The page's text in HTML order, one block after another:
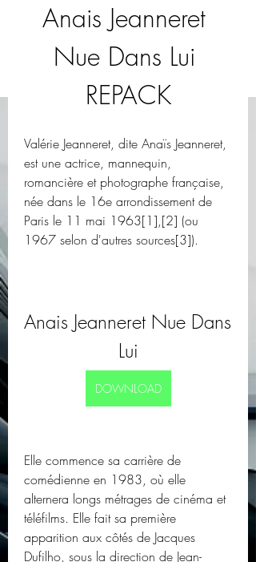
Anais Jeanneret
Nue Dans Lui
REPACK
Valérie Jeanneret, dite Anaïs Jeanneret,
est une actrice, mannequin,
romancière et photographe française,
née dans le 16e arrondissement de
Paris le 11 mai 1963[1],[2] (ou
1967 selon d'autres sources[3]).
Anais Jeanneret Nue Dans
Lui
DOWNLOAD
Elle commence sa carrière de
comédienne en 1983, où elle
alternera longs métrages de cinéma et
téléfilms. Elle fait sa première
apparition aux côtés de Jacques
Dufilho, sous la direction de Jean-